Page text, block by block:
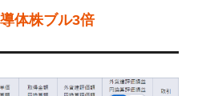
体株ブル3倍